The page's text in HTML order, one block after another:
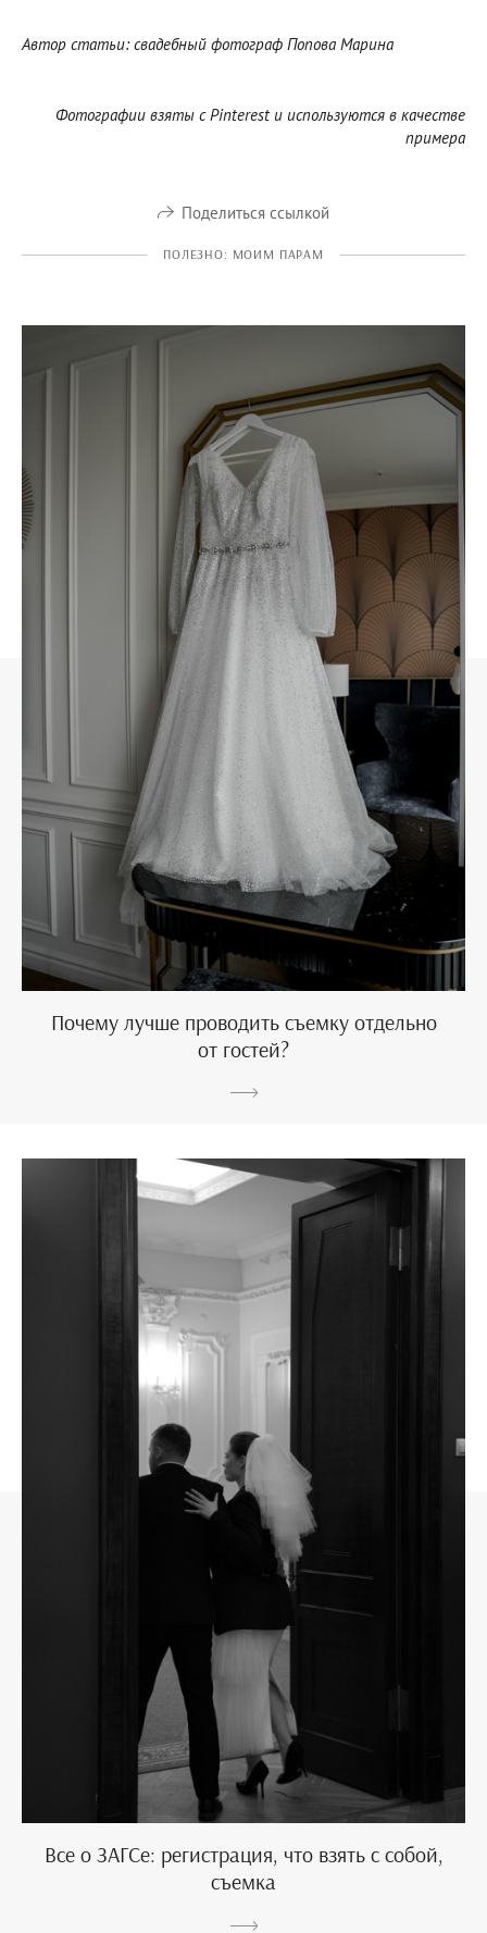
Автор статьи: свадебный фотограф Попова Марина
Фотографии взяты с Pinterest и используются в качестве
примера
Поделиться ссылкой
ПОЛЕЗНО: МОИМ ПАРАМ
Почему лучше проводить съемку отдельно
от гостей?
Все о ЗАГСе: регистрация, что взять с собой,
съемка